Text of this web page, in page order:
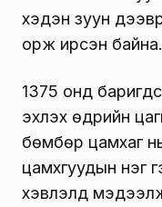
хэдэн зуун
орж ирсэн байна.
1375 онд
эхлэх өдрийн
бөмбөр цамхаг
цамхгуудын нэг
хэвлэлүүд